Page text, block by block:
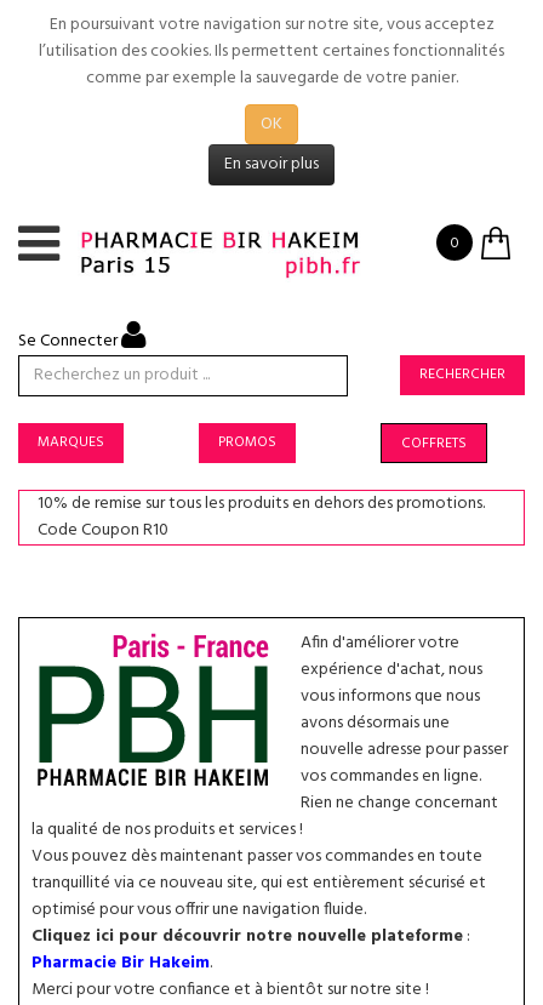
En poursuivant votre navigation sur notre site, vous acceptez
l’utilisation des cookies. Ils permettent certaines fonctionnalités
comme par exemple la sauvegarde de votre panier.
OK
En savoir plus
0
Se Connecter
RECHERCHER
MARQUES PROMOS COFFRETS
10% de remise sur tous les produits en dehors des promotions.
Code Coupon R10
Afin d'améliorer votre
expérience d'achat, nous
vous informons que nous
avons désormais une
nouvelle adresse pour passer
vos commandes en ligne.
Rien ne change concernant
la qualité de nos produits et services !
Vous pouvez dès maintenant passer vos commandes en toute
tranquillité via ce nouveau site, qui est entièrement sécurisé et
optimisé pour vous offrir une navigation fluide.
Cliquez ici pour découvrir notre nouvelle plateforme:
Pharmacie Bir Hakeim.
Merci pour votre confiance et à bientôt sur notre site !